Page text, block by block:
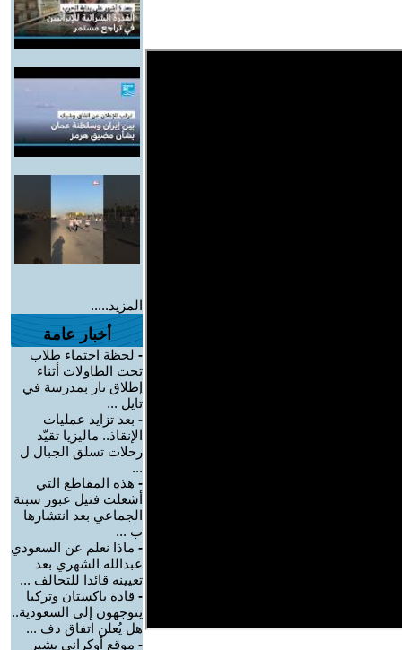
المزيد.....
أخبار عامة
- لحظة احتماء طلاب
تحت الطاولات أثناء
إطلاق نار بمدرسة في
تايل ...
- بعد تزايد عمليات
الإنقاذ.. ماليزيا تقيّد
رحلات تسلق الجبال ل
...
- هذه المقاطع التي
أشعلت فتيل عبور سبتة
الجماعي بعد انتشارها
ب ...
- ماذا نعلم عن السعودي
عبدالله الشهري بعد
تعيينه قائدا للتحالف ...
- قادة باكستان وتركيا
يتوجهون إلى السعودية..
هل يُعلن اتفاق دف ...
- موقع أوكراني يشير